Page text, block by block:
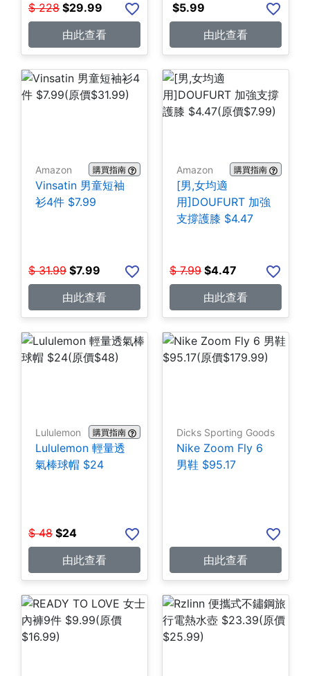
$ 228 $29.99
由此查看
$5.99
由此查看
Amazon 購買指南
Vinsatin 男童短袖
衫4件 $7.99
$ 31.99 $7.99
由此查看
Amazon 購買指南
[男,女均適
用]DOUFURT 加強
支撐護膝 $4.47
$ 7.99 $4.47
由此查看
Lululemon 購買指南
Lululemon 輕量透
氣棒球帽 $24
$ 48 $24
由此查看
Dicks Sporting Goods
Nike Zoom Fly 6
男鞋 $95.17
由此查看